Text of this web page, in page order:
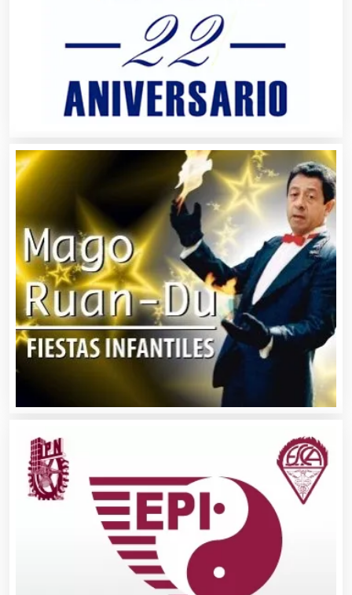
Asesores Técnicos
Asesoría Fiscal
Asociaciones Civiles
Asociaciones Empresariales
Audio, Sonido e Iluminación
Audios para Eventos
Autobuses
Automatización
Automóviles Nuevos y Usados